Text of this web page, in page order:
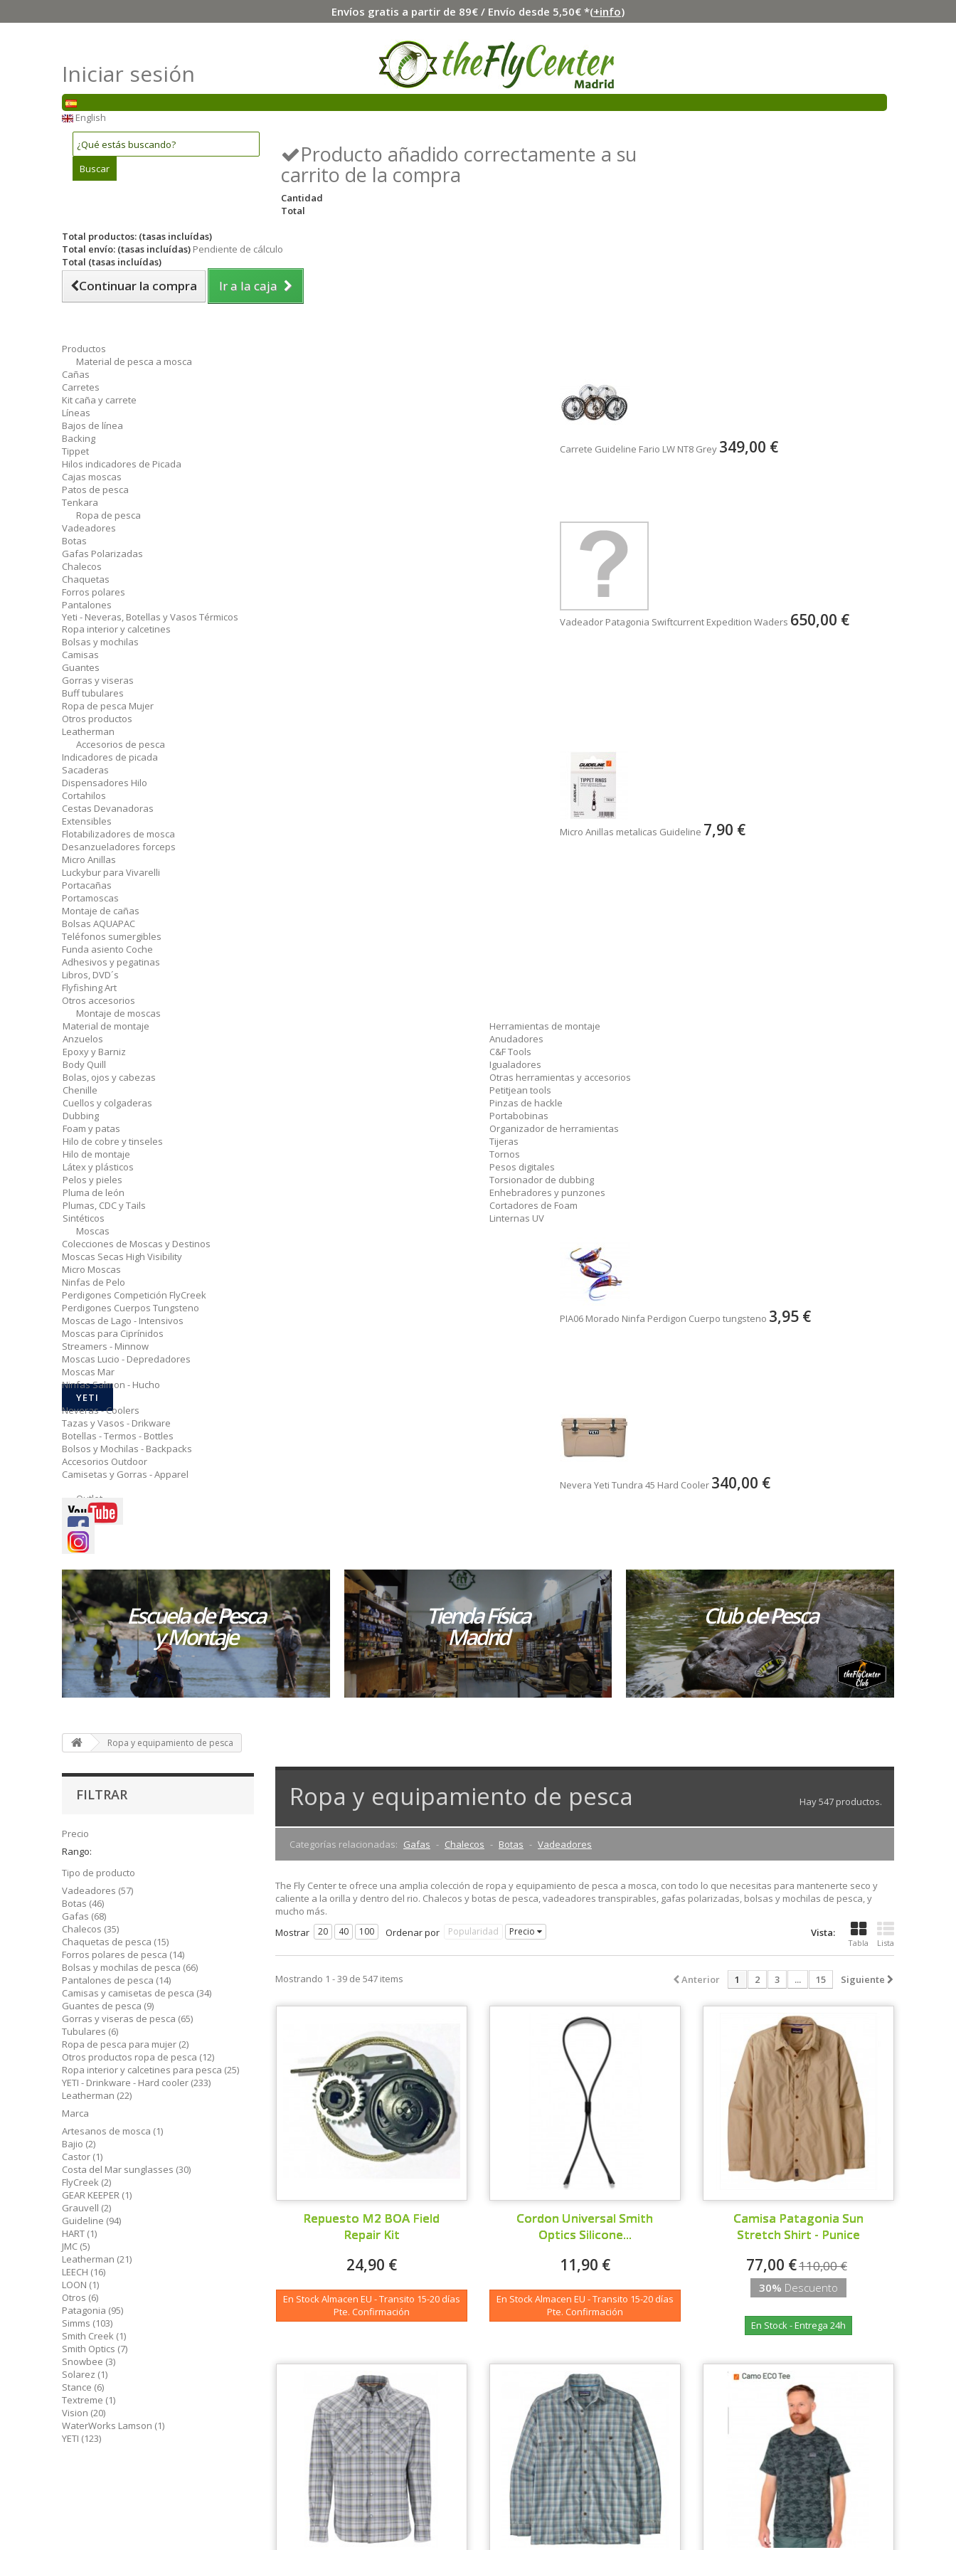
Envíos gratis a partir de 89€ / Envío desde 5,50€ *(+info)
Iniciar sesión
English
Buscar
Producto añadido correctamente a su
carrito de la compra
Cantidad
Total
Total productos: (tasas incluídas)
Total envío: (tasas incluídas) Pendiente de cálculo
Total (tasas incluídas)
Continuar la compra Ir a la caja
Productos
Material de pesca a mosca
Cañas
Carretes
Kit caña y carrete
Líneas
Bajos de línea
Backing
Tippet
Hilos indicadores de Picada
Cajas moscas
Patos de pesca
Tenkara
Carrete Guideline Fario LW NT8 Grey 349,00 €
Ropa de pesca
Vadeadores
Botas
Gafas Polarizadas
Chalecos
Chaquetas
Forros polares
Pantalones
Yeti - Neveras, Botellas y Vasos Térmicos
Ropa interior y calcetines
Bolsas y mochilas
Camisas
Guantes
Gorras y viseras
Buff tubulares
Ropa de pesca Mujer
Otros productos
Leatherman
Vadeador Patagonia Swiftcurrent Expedition Waders 650,00 €
Accesorios de pesca
Indicadores de picada
Sacaderas
Dispensadores Hilo
Cortahilos
Cestas Devanadoras
Extensibles
Flotabilizadores de mosca
Desanzueladores forceps
Micro Anillas
Luckybur para Vivarelli
Portacañas
Portamoscas
Montaje de cañas
Bolsas AQUAPAC
Teléfonos sumergibles
Funda asiento Coche
Adhesivos y pegatinas
Libros, DVD´s
Flyfishing Art
Otros accesorios
Micro Anillas metalicas Guideline 7,90 €
Montaje de moscas
Material de montaje
Anzuelos
Epoxy y Barniz
Body Quill
Bolas, ojos y cabezas
Chenille
Cuellos y colgaderas
Dubbing
Foam y patas
Hilo de cobre y tinseles
Hilo de montaje
Látex y plásticos
Pelos y pieles
Pluma de león
Plumas, CDC y Tails
Sintéticos
Herramientas de montaje
Anudadores
C&F Tools
Igualadores
Otras herramientas y accesorios
Petitjean tools
Pinzas de hackle
Portabobinas
Organizador de herramientas
Tijeras
Tornos
Pesos digitales
Torsionador de dubbing
Enhebradores y punzones
Cortadores de Foam
Linternas UV
Moscas
Colecciones de Moscas y Destinos
Moscas Secas High Visibility
Micro Moscas
Ninfas de Pelo
Perdigones Competición FlyCreek
Perdigones Cuerpos Tungsteno
Moscas de Lago - Intensivos
Moscas para Ciprínidos
Streamers - Minnow
Moscas Lucio - Depredadores
Moscas Mar
Ninfas Salmon - Hucho
PIA06 Morado Ninfa Perdigon Cuerpo tungsteno 3,95 €
YETI
Neveras - Coolers
Tazas y Vasos - Drikware
Botellas - Termos - Bottles
Bolsos y Mochilas - Backpacks
Accesorios Outdoor
Camisetas y Gorras - Apparel
Nevera Yeti Tundra 45 Hard Cooler 340,00 €
Outlet
Escuela de Pesca
y Montaje
Tienda Física
Madrid
Club de Pesca
Ropa y equipamiento de pesca
FILTRAR
Precio
Rango:
Tipo de producto
Vadeadores (57)
Botas (46)
Gafas (68)
Chalecos (35)
Chaquetas de pesca (15)
Forros polares de pesca (14)
Bolsas y mochilas de pesca (66)
Pantalones de pesca (14)
Camisas y camisetas de pesca (34)
Guantes de pesca (9)
Gorras y viseras de pesca (65)
Tubulares (6)
Ropa de pesca para mujer (2)
Otros productos ropa de pesca (12)
Ropa interior y calcetines para pesca (25)
YETI - Drinkware - Hard cooler (233)
Leatherman (22)
Marca
Artesanos de mosca (1)
Bajio (2)
Castor (1)
Costa del Mar sunglasses (30)
FlyCreek (2)
GEAR KEEPER (1)
Grauvell (2)
Guideline (94)
HART (1)
JMC (5)
Leatherman (21)
LEECH (16)
LOON (1)
Otros (6)
Patagonia (95)
Simms (103)
Smith Creek (1)
Smith Optics (7)
Snowbee (3)
Solarez (1)
Stance (6)
Textreme (1)
Vision (20)
WaterWorks Lamson (1)
YETI (123)
Ropa y equipamiento de pesca Hay 547 productos.
Categorías relacionadas: Gafas Chalecos Botas Vadeadores
The Fly Center te ofrece una amplia colección de ropa y equipamiento de pesca a mosca, con todo lo que necesitas para mantenerte seco y
caliente a la orilla y dentro del rio. Chalecos y botas de pesca, vadeadores transpirables, gafas polarizadas, bolsas y mochilas de pesca, y
mucho más.
Vista:
Tabla Lista
Mostrar Ordenar por Popularidad Precio
Anterior 1 2 3 ... 15 Siguiente
Mostrando 1 - 39 de 547 items
Repuesto M2 BOA Field
Repair Kit
24,90 €
En Stock Almacen EU - Transito 15-20 días
Pte. Confirmación
Cordon Universal Smith
Optics Silicone...
11,90 €
En Stock Almacen EU - Transito 15-20 días
Pte. Confirmación
Camisa Patagonia Sun
Stretch Shirt - Punice
77,00 €110,00 €
30% Descuento
En Stock - Entrega 24h